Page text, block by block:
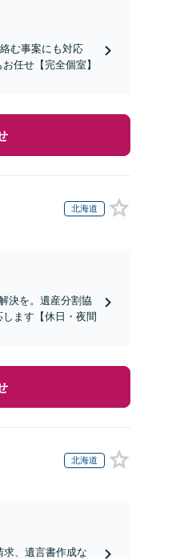
む事案にも対応
任せ【完全個室】
北海道
決を。遺産分割協
ます【休日・夜間
北海道
求、遺言書作成な